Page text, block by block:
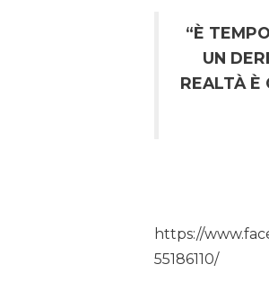
“È
UN
REALTÀ È
https://
55186110/